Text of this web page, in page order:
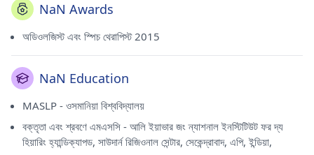
NaN Awards
অডিওলজিস্ট এবং স্পিচ থেরাপিস্ট 2015
NaN Education
MASLP - ওসমানিয়া বিশ্ববিদ্যালয়
বক্তৃতা এবং শ্রবণে এমএসসি - আলি ইয়াভার জং ন্যাশনাল ইনস্টিটিউট ফর দ্য
হিয়ারিং হ্যান্ডিক্যাপড, সাউদার্ন রিজিওনাল সেন্টার, সেকেন্দ্রাবাদ, এপি, ইন্ডিয়া,